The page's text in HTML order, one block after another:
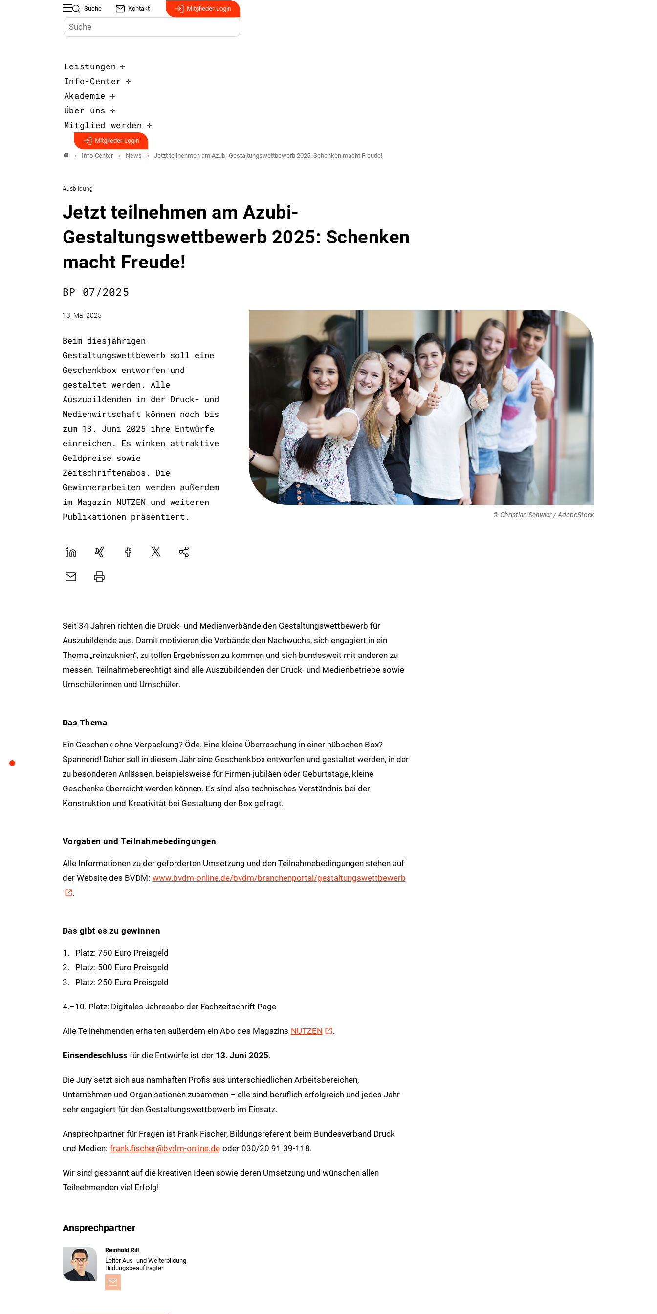
Suche Kontakt Mitglieder-Login
Leistungen
Info-Center
Akademie
Über uns
Mitglied werden
Mitglieder-Login
Info-Center News Jetzt teilnehmen am Azubi-Gestaltungswettbewerb 2025: Schenken macht Freude!
Ausbildung
Jetzt teilnehmen am Azubi-
Gestaltungswettbewerb 2025: Schenken
macht Freude!
BP 07/2025
13. Mai 2025
Beim diesjährigen
Gestaltungswettbewerb soll eine
Geschenkbox entworfen und
gestaltet werden. Alle
Auszubildenden in der Druck- und
Medienwirtschaft können noch bis
zum 13. Juni 2025 ihre Entwürfe
einreichen. Es winken attraktive
Geldpreise sowie
Zeitschriftenabos. Die
Gewinnerarbeiten werden außerdem
im Magazin NUTZEN und weiteren
Publikationen präsentiert.
LinekdInXing FacebookPlattformNatives
E-
Drucker
© Christian Schwier / AdobeStock
Seit 34 Jahren richten die Druck- und Medienverbände den Gestaltungswettbewerb für
Auszubildende aus. Damit motivieren die Verbände den Nachwuchs, sich engagiert in ein
Thema „reinzuknien“, zu tollen Ergebnissen zu kommen und sich bundesweit mit anderen zu
messen. Teilnahmeberechtigt sind alle Auszubildenden der Druck- und Medienbetriebe sowie
Umschülerinnen und Umschüler.
Das Thema
Ein Geschenk ohne Verpackung? Öde. Eine kleine Überraschung in einer hübschen Box?
Spannend! Daher soll in diesem Jahr eine Geschenkbox entworfen und gestaltet werden, in der
zu besonderen Anlässen, beispielsweise für Firmen-jubiläen oder Geburtstage, kleine
Geschenke überreicht werden können. Es sind also technisches Verständnis bei der
Konstruktion und Kreativität bei Gestaltung der Box gefragt.
Vorgaben und Teilnahmebedingungen
Alle Informationen zu der geforderten Umsetzung und den Teilnahmebedingungen stehen auf
der Website des BVDM: www.bvdm-online.de/bvdm/branchenportal/gestaltungswettbewerb
.
Das gibt es zu gewinnen
1. Platz: 750 Euro Preisgeld
2. Platz: 500 Euro Preisgeld
3. Platz: 250 Euro Preisgeld
4.–10. Platz: Digitales Jahresabo der Fachzeitschrift Page
Alle Teilnehmenden erhalten außerdem ein Abo des Magazins NUTZEN .
Einsendeschluss für die Entwürfe ist der 13. Juni 2025.
Die Jury setzt sich aus namhaften Profis aus unterschiedlichen Arbeitsbereichen,
Unternehmen und Organisationen zusammen – alle sind beruflich erfolgreich und jedes Jahr
sehr engagiert für den Gestaltungswettbewerb im Einsatz.
Ansprechpartner für Fragen ist Frank Fischer, Bildungsreferent beim Bundesverband Druck
und Medien: frank.fischer@bvdm-online.de oder 030/20 91 39-118.
Wir sind gespannt auf die kreativen Ideen sowie deren Umsetzung und wünschen allen
Teilnehmenden viel Erfolg!
Ansprechpartner
Reinhold Rill
Leiter Aus- und Weiterbildung
Bildungsbeauftragter